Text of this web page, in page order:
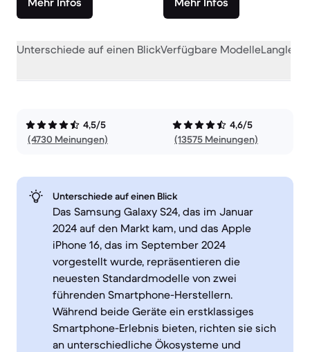
Unterschiede auf einen BlickVerfügbare Modelle
4,5/5
(4730 Meinungen)
4,6/5
(13575 Meinungen)
Unterschiede auf einen Blick
Das Samsung Galaxy S24, das im Januar
2024 auf den Markt kam, und das Apple
iPhone 16, das im September 2024
vorgestellt wurde, repräsentieren die
neuesten Standardmodelle von zwei
führenden Smartphone-Herstellern.
Während beide Geräte ein erstklassiges
Smartphone-Erlebnis bieten, richten sie sich
an unterschiedliche Ökosysteme und